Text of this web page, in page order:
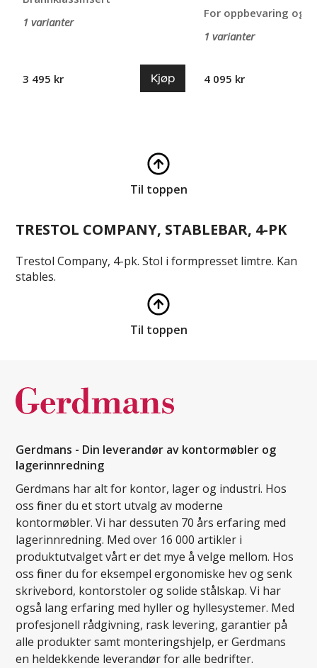
1 varianter
3 495 kr Kjøp
For oppbevaring og
1 varianter
4 095 kr
Til toppen
TRESTOL COMPANY, STABLEBAR, 4-PK
Trestol Company, 4-pk. Stol i formpresset limtre. Kan
stables.
Til toppen
Gerdmans - Din leverandør av kontormøbler og
lagerinnredning
Gerdmans har alt for kontor, lager og industri. Hos
oss finner du et stort utvalg av moderne
kontormøbler. Vi har dessuten 70 års erfaring med
lagerinnredning. Med over 16 000 artikler i
produktutvalget vårt er det mye å velge mellom. Hos
oss finner du for eksempel ergonomiske hev og senk
skrivebord, kontorstoler og solide stålskap. Vi har
også lang erfaring med hyller og hyllesystemer. Med
profesjonell rådgivning, rask levering, garantier på
alle produkter samt monteringshjelp, er Gerdmans
en heldekkende leverandør for alle bedrifter.